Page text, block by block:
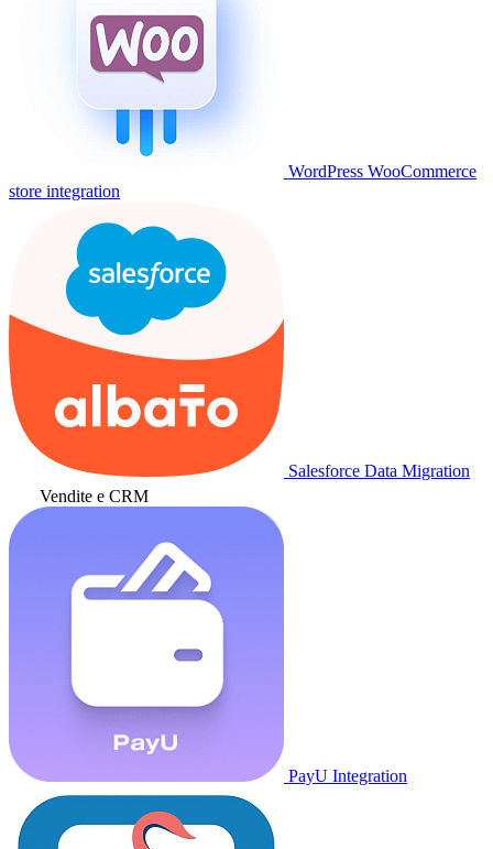
WordPress WooCommerce
store integration
Salesforce Data Migration
Vendite e CRM
PayU Integration